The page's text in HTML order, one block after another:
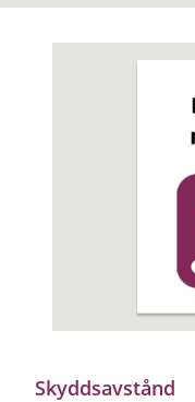
Skyddsavstånd